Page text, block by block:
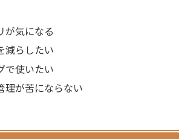
が気になる
減らしたい
で使いたい
理が苦にならない